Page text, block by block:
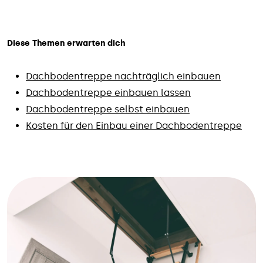
Diese Themen erwarten dich
Dachbodentreppe nachträglich einbauen
Dachbodentreppe einbauen lassen
Dachbodentreppe selbst einbauen
Kosten für den Einbau einer Dachbodentreppe